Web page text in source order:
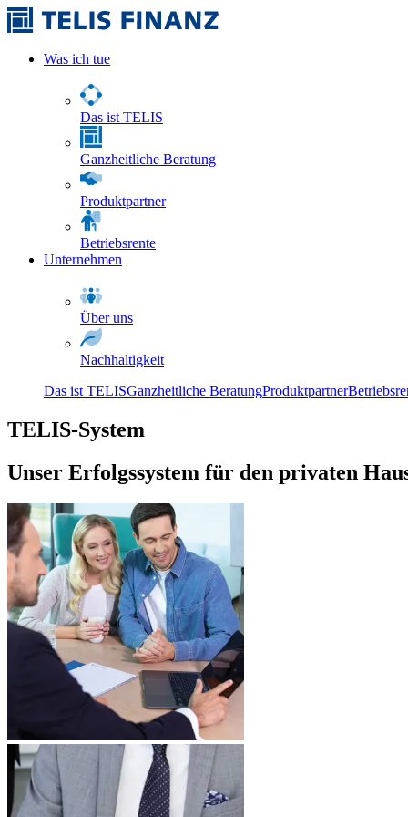
Was ich tue
Das ist TELIS
Ganzheitliche Beratung
Produktpartner
Betriebsrente
Unternehmen
Über uns
Nachhaltigkeit
Das ist TELISGanzheitliche BeratungProduktpartner
TELIS-System
Unser Erfolgssystem für den privaten